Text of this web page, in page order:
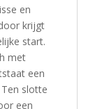
en
krijgt
start.
met
een
slotte
een